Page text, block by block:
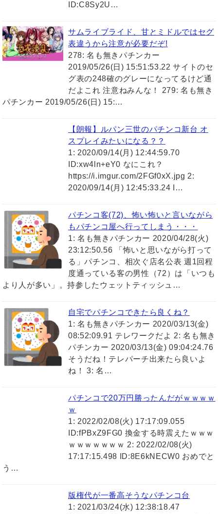
ID:C8Sy2U…
サムライブライド、甘とミドルではセグ
表違うから注意が必要だぞ!
278: 名も無きパチンカー
2019/05/26(日) 15:51:53.22 サイトのセ
グ表の248確のグレーになってるけど通
だよこれ 注意ねみんな！ 279: 名も無き
パチンカー 2019/05/26(日) 15:…
【朗報】ルパン三世のパチンコ新台 オ
スプレイみたいになる？？
1: 2020/09/14(月) 12:44:59.70
ID:xw4ln+eY0 なにこれ？
https://i.imgur.com/2FGf0xX.jpg 2:
2020/09/14(月) 12:45:33.24 I…
パチンコ客(72)、怖い怖いと言いながら
もパチンコ屋へ行ってしまう・・・
1: 名も無きパチンカー 2020/04/28(火)
23:12:50.56 「怖いと思いながら打って
る」パチンコ、相次ぐ店名公表 週1回程
度通っている客の男性（72）は「いつも
より人が多い」。持参したウェットティッシュ…
自宅でパチンコできたら良くね？
1: 名も無きパチンカー 2020/03/13(金)
08:52:09.91 テレワークだよ 2: 名も無き
パチンカー 2020/03/13(金) 09:04:24.76
そうだね！テレパーチ出来たら良いよ
ね！ 3: 名…
パチンコで20万円勝ったんだがｗｗｗｗ
ｗ
1: 2022/02/08(火) 17:17:09.055
ID:fPBxZ9FG0 換金する時震えたｗｗｗ
ｗｗｗｗｗｗｗ 2: 2022/02/08(火)
17:17:15.498 ID:8E6kNECW0 おめでと
う…
版権代が一番高そうなパチンコ台
1: 2021/03/24(水) 12:38:18.47